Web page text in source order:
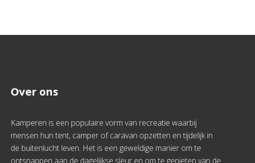
Over ons
Kamperen is een populaire vorm van recreatie waarbij
mensen hun tent, camper of caravan opzetten en tijdelijk in
de buitenlucht leven. Het is een geweldige manier om te
ontsnappen aan de dagelijkse sleur en om te genieten van de